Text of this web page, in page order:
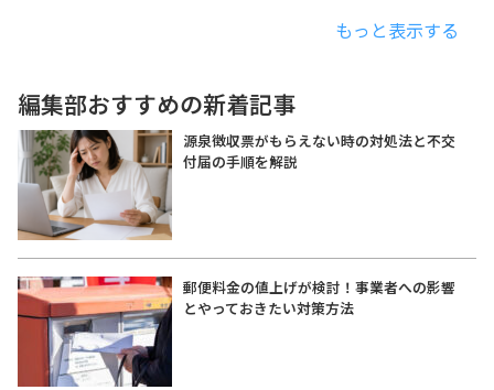
もっと表示する
編集部おすすめの新着記事
源泉徴収票がもらえない時の対処法と不交
付届の手順を解説
郵便料金の値上げが検討！事業者への影響
とやっておきたい対策方法